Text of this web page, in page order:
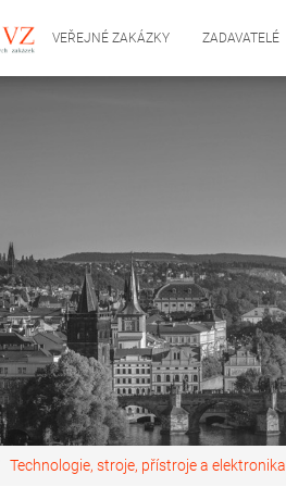
VEŘEJNÉ ZAKÁZKY ZADAVATELÉ
Technologie, stroje, přístroje a elektronika